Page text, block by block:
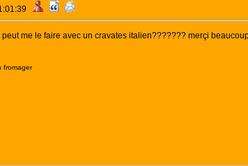
me le faire avec un cravates italien??????? merçi
fromager